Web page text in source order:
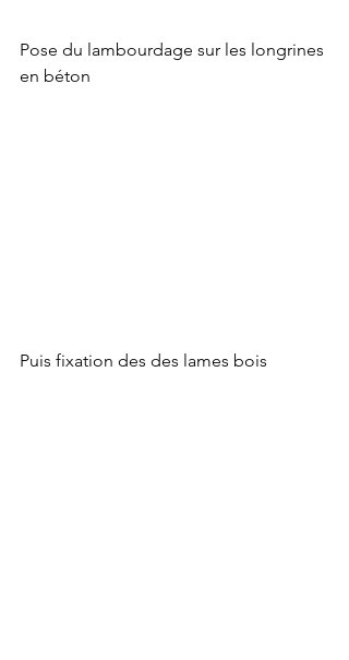
Pose du lambourdage sur les longrines
en béton
Puis fixation des des lames bois